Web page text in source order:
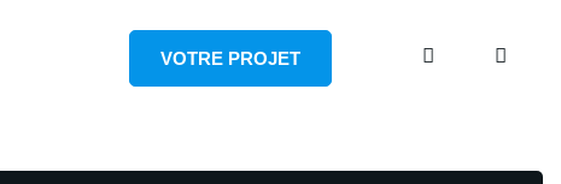
VOTRE PROJET